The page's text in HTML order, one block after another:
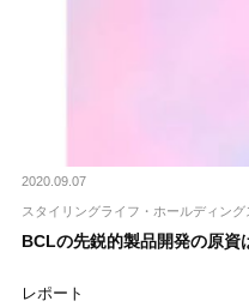
2020.09.07
スタイリングライフ・ホールディン
BCLの先鋭的製品開発の原資
レポート